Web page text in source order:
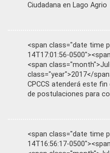
Ciudadana en Lago Agrio
<span class="date time
14T17:01:56-
<span
class="year">2017</
CPCCS atenderá este
de postulaciones para
<span class="date time
14T16:56:17-